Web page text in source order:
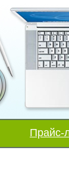
Прайс-